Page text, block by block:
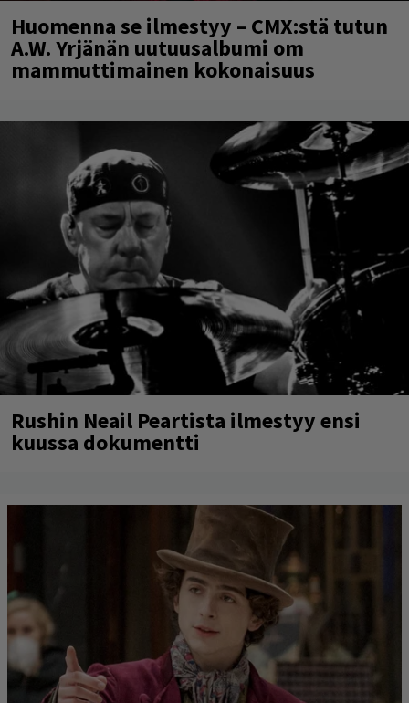
Huomenna se ilmestyy – CMX:stä tutun
A.W. Yrjänän uutuusalbumi om
mammuttimainen kokonaisuus
Rushin Neail Peartista ilmestyy ensi
kuussa dokumentti